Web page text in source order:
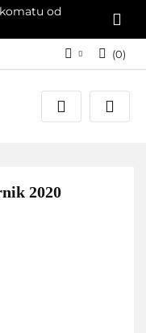
od
Zaloguj się
Załóż konto
(0)
2020